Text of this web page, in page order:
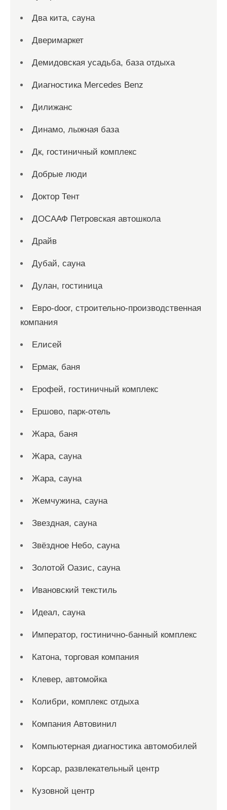
Два кита, сауна
Дверимаркет
Демидовская усадьба, база отдыха
Диагностика Mercedes Benz
Дилижанс
Динамо, лыжная база
Дк, гостиничный комплекс
Добрые люди
Доктор Тент
ДОСААФ Петровская автошкола
Драйв
Дубай, сауна
Дулан, гостиница
Евро-door, строительно-производственная
компания
Елисей
Ермак, баня
Ерофей, гостиничный комплекс
Ершово, парк-отель
Жара, баня
Жара, сауна
Жара, сауна
Жемчужина, сауна
Звездная, сауна
Звёздное Небо, сауна
Золотой Оазис, сауна
Ивановский текстиль
Идеал, сауна
Император, гостинично-банный комплекс
Катона, торговая компания
Клевер, автомойка
Колибри, комплекс отдыха
Компания Автовинил
Компьютерная диагностика автомобилей
Корсар, развлекательный центр
Кузовной центр